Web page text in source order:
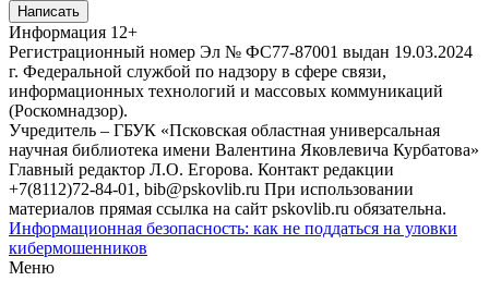
Написать
Информация 12+
Регистрационный номер Эл № ФС77-87001 выдан 19.03.2024
г. Федеральной службой по надзору в сфере связи,
информационных технологий и массовых коммуникаций
(Роскомнадзор).
Учредитель – ГБУК «Псковская областная универсальная
научная библиотека имени Валентина Яковлевича Курбатова»
Главный редактор Л.О. Егорова. Контакт редакции
+7(8112)72-84-01, bib@pskovlib.ru При использовании
материалов прямая ссылка на сайт pskovlib.ru обязательна.
Информационная безопасность: как не поддаться на уловки
кибермошенников
Меню